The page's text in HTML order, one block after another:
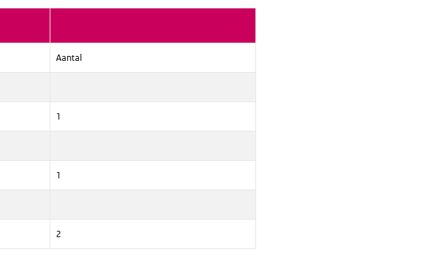
Aantal
1
1
2